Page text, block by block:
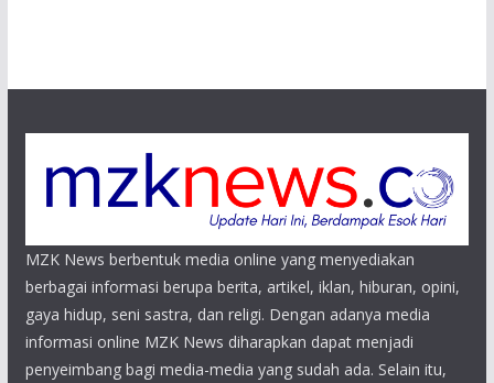
MZK News berbentuk media online yang menyediakan
berbagai informasi berupa berita, artikel, iklan, hiburan, opini,
gaya hidup, seni sastra, dan religi. Dengan adanya media
informasi online MZK News diharapkan dapat menjadi
penyeimbang bagi media-media yang sudah ada. Selain itu,